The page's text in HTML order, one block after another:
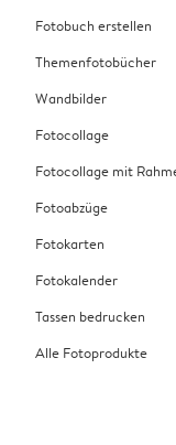
Fotobuch erstellen
Themenfotobücher
Wandbilder
Fotocollage
Fotocollage mit
Fotoabzüge
Fotokarten
Fotokalender
Tassen bedrucken
Alle Fotoprodukte